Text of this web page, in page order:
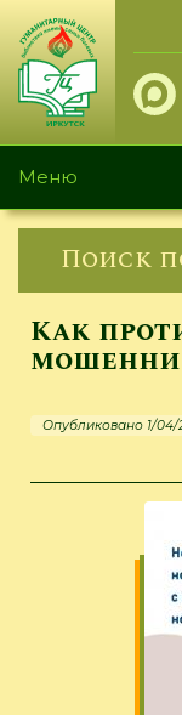
Перейти
основному
содержанию
Меню
Поиск
Как
Опубликовано 1/04/